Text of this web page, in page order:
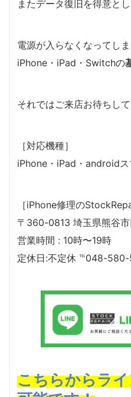
またデータ復旧を得意と
電源が入らなくなってし
iPhone・iPad・Switchの
それではご来店お待ちして
［対応機種］
iPhone・iPad・android
［iPhone修理の
〒360-0813 埼玉県熊谷
営業時間 : 10時〜19時
定休日:不定休 ℡048-
こちらからラ